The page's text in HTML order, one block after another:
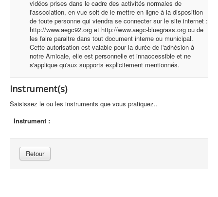
vidéos prises dans le cadre des activités normales de
l'association, en vue soit de le mettre en ligne à la disposition
de toute personne qui viendra se connecter sur le site internet :
http://www.aegc92.org et http://www.aegc-bluegrass.org ou de
les faire paraitre dans tout document interne ou municipal.
Cette autorisation est valable pour la durée de l'adhésion à
notre Amicale, elle est personnelle et innaccessible et ne
s'applique qu'aux supports explicitement mentionnés.
Instrument(s)
Saisissez le ou les instruments que vous pratiquez..
Instrument :
Retour